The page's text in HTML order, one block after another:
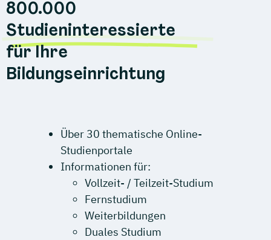
800.000
Studieninteressierte
für Ihre
Bildungseinrichtung
Über 30 thematische Online-
Studienportale
Informationen für:
Vollzeit- / Teilzeit-Studium
Fernstudium
Weiterbildungen
Duales Studium